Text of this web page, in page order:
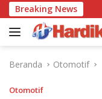
Langsung
ke
konten
Breaking News
Beranda Otomotif
Otomotif